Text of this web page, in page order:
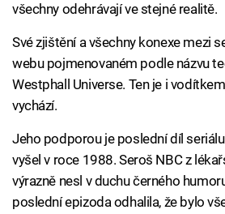
všechny odehrávají ve stejné realitě.
Své zjištění a všechny konexe mezi
webu pojmenovaném podle názvu
Westphall Universe. Ten je i
vychází.
Jeho podporou je poslední díl
vyšel v roce 1988. Seroš NBC z
výrazně nesl v duchu černého
poslední epizoda odhalila, že bylo